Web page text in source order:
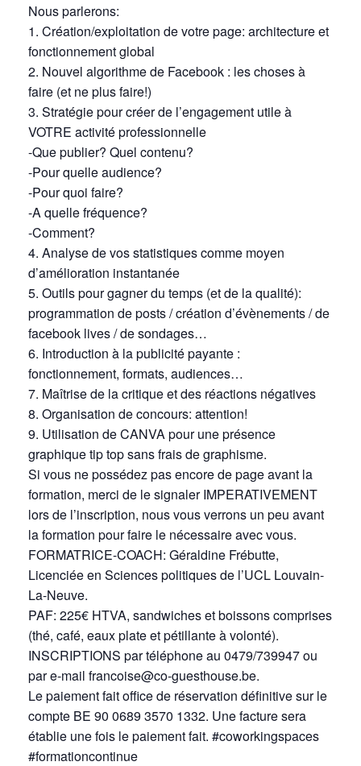
Nous parlerons:
1. Création/exploitation de votre page: architecture et
fonctionnement global
2. Nouvel algorithme de Facebook : les choses à
faire (et ne plus faire!)
3. Stratégie pour créer de l’engagement utile à
VOTRE activité professionnelle
-Que publier? Quel contenu?
-Pour quelle audience?
-Pour quoi faire?
-A quelle fréquence?
-Comment?
4. Analyse de vos statistiques comme moyen
d’amélioration instantanée
5. Outils pour gagner du temps (et de la qualité):
programmation de posts / création d’évènements / de
facebook lives / de sondages…
6. Introduction à la publicité payante :
fonctionnement, formats, audiences…
7. Maîtrise de la critique et des réactions négatives
8. Organisation de concours: attention!
9. Utilisation de CANVA pour une présence
graphique tip top sans frais de graphisme.
Si vous ne possédez pas encore de page avant la
formation, merci de le signaler IMPERATIVEMENT
lors de l’inscription, nous vous verrons un peu avant
la formation pour faire le nécessaire avec vous.
FORMATRICE-COACH: Géraldine Frébutte,
Licenciée en Sciences politiques de l’UCL Louvain-
La-Neuve.
PAF: 225€ HTVA, sandwiches et boissons comprises
(thé, café, eaux plate et pétillante à volonté).
INSCRIPTIONS par téléphone au 0479/739947 ou
par e-mail francoise@co-guesthouse.be.
Le paiement fait office de réservation définitive sur le
compte BE 90 0689 3570 1332. Une facture sera
établie une fois le paiement fait. #coworkingspaces
#formationcontinue